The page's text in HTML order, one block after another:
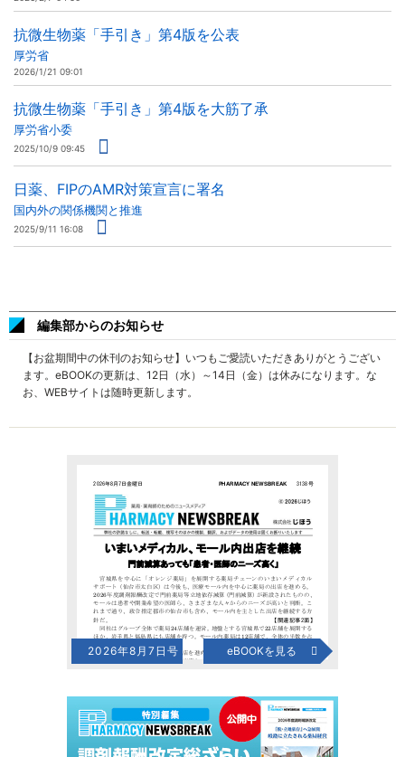
抗微生物薬「手引き」第4版を公表
厚労省
2026/1/21 09:01
抗微生物薬「手引き」第4版を大筋了承
厚労省小委
2025/10/9 09:45
日薬、FIPのAMR対策宣言に署名
国内外の関係機関と推進
2025/9/11 16:08
編集部からのお知らせ
【お盆期間中の休刊のお知らせ】いつもご愛読いただきありがとうござい
ます。eBOOKの更新は、12日（水）～14日（金）は休みになります。な
お、WEBサイトは随時更新します。
2026年8月7日号 eBOOKを見る